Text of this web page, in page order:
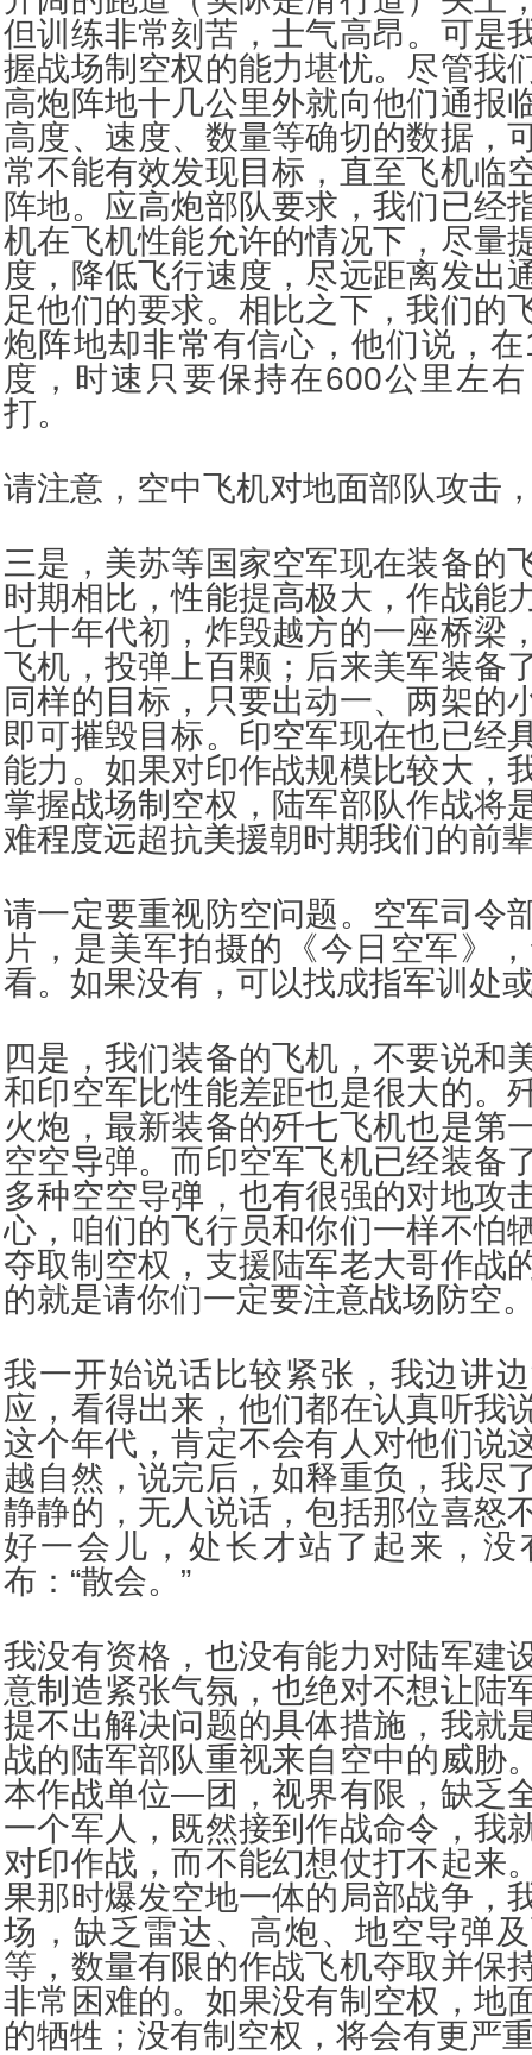
但训练非常刻苦，士气高昂。可是
握战场制空权的能力堪忧。尽管我
高炮阵地十几公里外就向他们通报
高度、速度、数量等确切的数据，
常不能有效发现目标，直至飞机临
阵地。应高炮部队要求，我们已经
机在飞机性能允许的情况下，尽量
度，降低飞行速度，尽远距离发出
足他们的要求。相比之下，我们的
炮阵地却非常有信心，他们说，
度，时速只要保持在600公里左
打。
请注意，空中飞机对地面部队攻击
三是，美苏等国家空军现在装备的
时期相比，性能提高极大，作战能
七十年代初，炸毁越方的一座桥梁
飞机，投弹上百颗；后来美军装备
同样的目标，只要出动一、两架的
即可摧毁目标。印空军现在也已经
能力。如果对印作战规模比较大，
掌握战场制空权，陆军部队作战将
难程度远超抗美援朝时期我们的前
请一定要重视防空问题。空军司令
片，是美军拍摄的《今日空军》
看。如果没有，可以找成指军训处
四是，我们装备的飞机，不要说和
和印空军比性能差距也是很大的。
火炮，最新装备的歼七飞机也是第
空空导弹。而印空军飞机已经装备
多种空空导弹，也有很强的对地攻
心，咱们的飞行员和你们一样不怕
夺取制空权，支援陆军老大哥作战
的就是请你们一定要注意战场防空
我一开始说话比较紧张，我边讲
应，看得出来，他们都在认真听我
这个年代，肯定不会有人对他们说
越自然，说完后，如释重负，我尽
静静的，无人说话，包括那位喜怒
好一会儿，处长才站了起来，没
布：“散会。”
我没有资格，也没有能力对陆军建
意制造紧张气氛，也绝对不想让陆
提不出解决问题的具体措施，我就
战的陆军部队重视来自空中的威胁
本作战单位—团，视界有限，缺乏
一个军人，既然接到作战命令，我
对印作战，而不能幻想仗打不起来
果那时爆发空地一体的局部战争，
场，缺乏雷达、高炮、地空导弹
等，数量有限的作战飞机夺取并保
非常困难的。如果没有制空权，地
的牺牲；没有制空权，将会有更严